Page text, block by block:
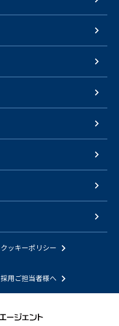
クッキーポリシー
採用ご担当者様へ